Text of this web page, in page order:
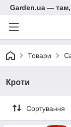
Garden.ua —
Товари
Кроти
Сортування